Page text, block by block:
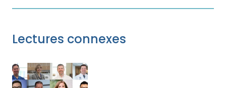
Lectures connexes